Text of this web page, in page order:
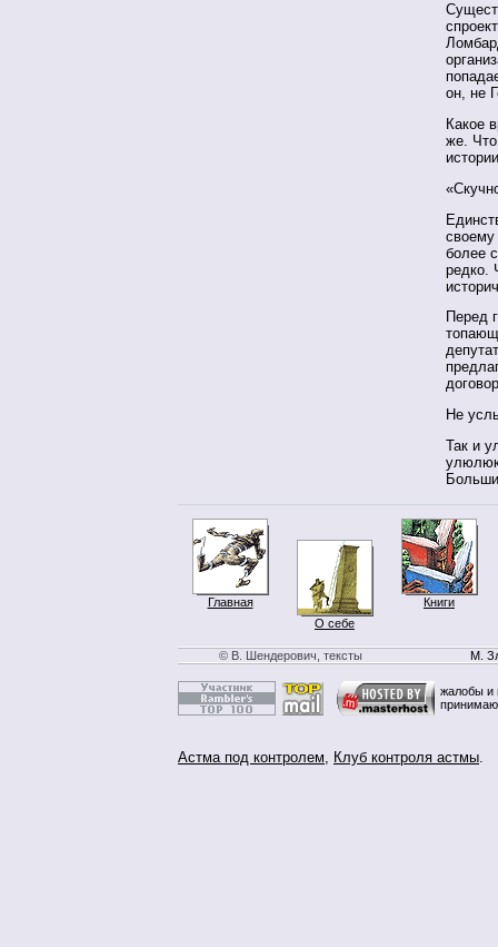
он, не
Какое
же.
своему
более
редко.
Перед
Не
Так и
Главная
О себе
Книги
© В. Шендерович, тексты М.
жалобы и
Астма под контролем, Клуб контроля астмы.